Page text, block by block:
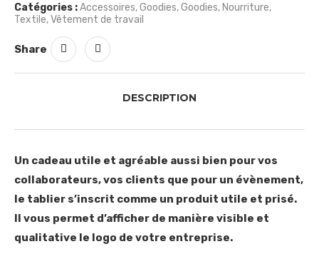
Catégories :Accessoires,Goodies,Goodies, Nourriture,
Textile,Vêtement de travail
Share
DESCRIPTION
Un cadeau utile et agréable aussi bien pour vos
collaborateurs, vos clients que pour un évènement,
le tablier s’inscrit comme un produit utile et prisé.
Il vous permet d’afficher de manière visible et
qualitative le logo de votre entreprise.